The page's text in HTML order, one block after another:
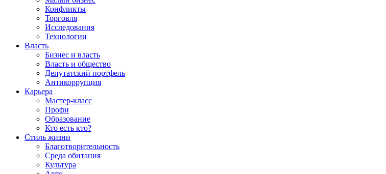
Конфликты
Торговля
Исследования
Технологии
Власть
Бизнес и власть
Власть и общество
Депутатский портфель
Антикоррупция
Карьера
Мастер-класс
Профи
Образование
Кто есть кто?
Стиль жизни
Благотворительность
Среда обитания
Культура